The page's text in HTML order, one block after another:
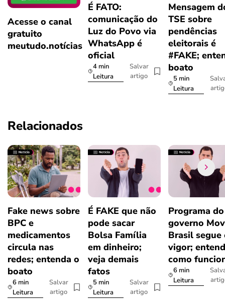
Acesse o canal
gratuito
meutudo.notícias
É FATO:
comunicação do
Luz do Povo via
WhatsApp é
oficial
4 min
Leitura
Salvar
artigo
Mensagem
TSE sobre
pendências
eleitorais é
#FAKE;
boato
5 min
Leitura
Relacionados
Fake news sobre
BPC e
medicamentos
circula nas
redes; entenda o
boato
6 min
Leitura
Salvar
artigo
É FAKE que não
pode sacar
Bolsa Família
em dinheiro;
veja demais
fatos
5 min
Leitura
Salvar
artigo
Programa do
governo
Brasil segue
vigor;
como
6 min
Leitura